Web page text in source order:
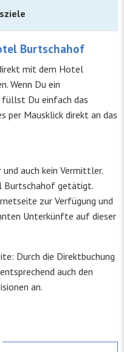
Burtschahof
mit dem Hotel
Wenn Du ein
füllst Du einfach das
per Mausklick direkt an das
auch kein Vermittler.
Burtschahof getätigt.
zur Verfügung und
Unterkünfte auf dieser
Durch die Direktbuchung
auch den
an.